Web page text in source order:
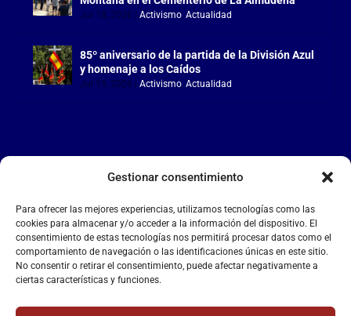
Gestionar consentimiento
Para ofrecer las mejores experiencias, utilizamos tecnologías como las
cookies para almacenar y/o acceder a la información del dispositivo. El
consentimiento de estas tecnologías nos permitirá procesar datos como el
comportamiento de navegación o las identificaciones únicas en este sitio.
No consentir o retirar el consentimiento, puede afectar negativamente a
ciertas características y funciones.
Jul 18, 2026 |Activismo,Actualidad
85º aniversario de la partida de la División Azul
y homenaje a los Caídos
Jul 15, 2026 |Activismo,Actualidad
LA FALANGE
Reproductor
de
vídeo